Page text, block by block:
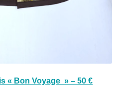
« Bon Voyage » – 50 €